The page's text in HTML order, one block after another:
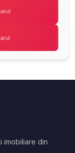
imobiliare din